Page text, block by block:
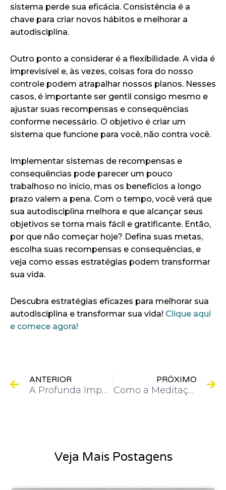
sistema perde sua eficácia. Consistência é a
chave para criar novos hábitos e melhorar a
autodisciplina.
Outro ponto a considerar é a flexibilidade. A vida é
imprevisível e, às vezes, coisas fora do nosso
controle podem atrapalhar nossos planos. Nesses
casos, é importante ser gentil consigo mesmo e
ajustar suas recompensas e consequências
conforme necessário. O objetivo é criar um
sistema que funcione para você, não contra você.
Implementar sistemas de recompensas e
consequências pode parecer um pouco
trabalhoso no início, mas os benefícios a longo
prazo valem a pena. Com o tempo, você verá que
sua autodisciplina melhora e que alcançar seus
objetivos se torna mais fácil e gratificante. Então,
por que não começar hoje? Defina suas metas,
escolha suas recompensas e consequências, e
veja como essas estratégias podem transformar
sua vida.
Descubra estratégias eficazes para melhorar sua
autodisciplina e transformar sua vida! Clique aqui
e comece agora!
ANTERIOR
A Profunda Importância da Inteligência Emocional
PRÓXIMO
Como a Meditação Mindfulness pode ajudar no Desenvolvimento Pessoal
Veja Mais Postagens